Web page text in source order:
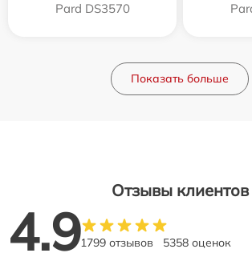
Pard DS3570
Показать больше
Отзывы клиентов
4.91799 отзывов 5358 оценок